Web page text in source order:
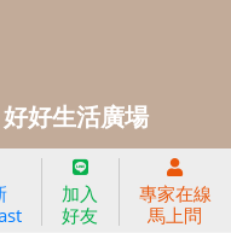
小太陽親子書房
9:00～18:00)
加入
好友
專家在線
馬上問